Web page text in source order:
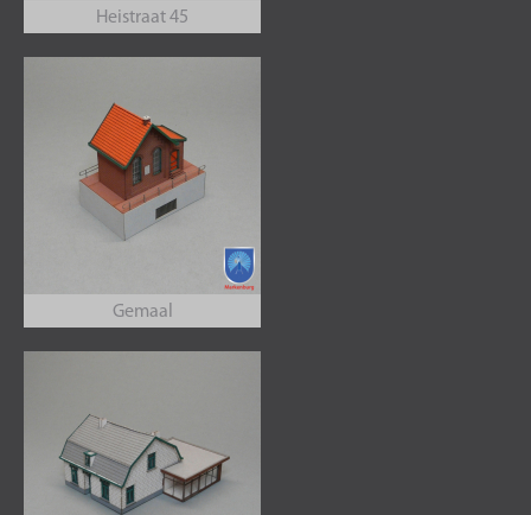
Heistraat 45
Gemaal